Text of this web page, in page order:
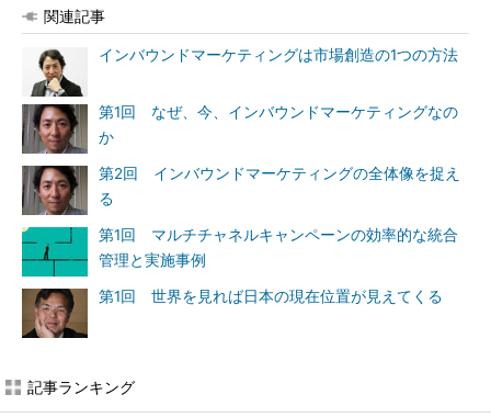
関連記事
インバウンドマーケティングは市場創造の1つの方法
第1回 なぜ、今、インバウンドマーケティングなの
か
第2回 インバウンドマーケティングの全体像を捉え
る
第1回 マルチチャネルキャンペーンの効率的な統合
管理と実施事例
第1回 世界を見れば日本の現在位置が見えてくる
記事ランキング